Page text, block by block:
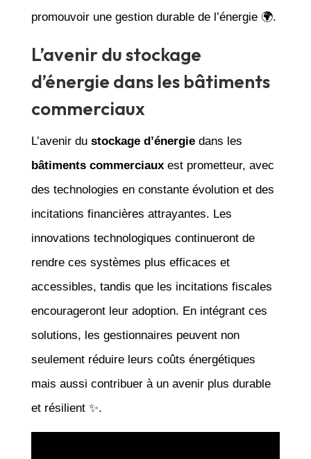
promouvoir une gestion durable de l’énergie 🌍.
L’avenir du stockage
d’énergie dans les bâtiments
commerciaux
L’avenir du stockage d’énergiedans les
bâtiments commerciauxest prometteur, avec
des technologies en constante évolution et des
incitations financières attrayantes. Les
innovations technologiques continueront de
rendre ces systèmes plus efficaces et
accessibles, tandis que les incitations fiscales
encourageront leur adoption. En intégrant ces
solutions, les gestionnaires peuvent non
seulement réduire leurs coûts énergétiques
mais aussi contribuer à un avenir plus durable
et résilient ✨.